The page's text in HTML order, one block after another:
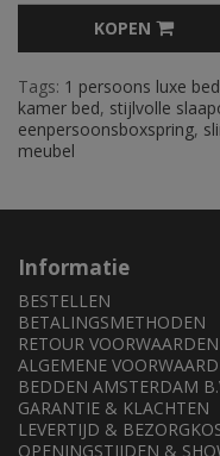
KOPEN
Tags: 1 persoons luxe bed
kamer bed, stijlvolle
eenpersoonsboxspring,
meubel
Informatie
BESTELLEN
BETALINGSMETHODEN
RETOUR VOORWAARDEN
ALGEMENE
BEDDEN AMSTERDAM
GARANTIE & KLACHTEN
LEVERTIJD &
OPENINGSTIJDEN &